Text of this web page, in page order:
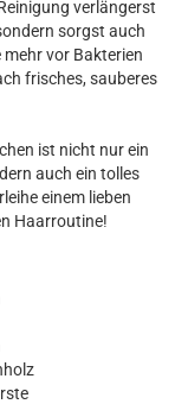
verlängerst
sorgst auch
vor Bakterien
frisches, sauberes
ist nicht nur ein
auch ein tolles
einem lieben
Haarroutine!